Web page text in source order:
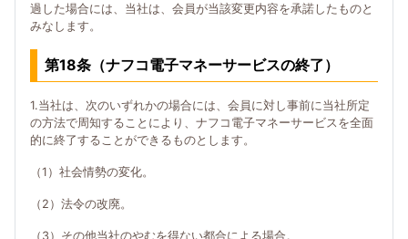
過した場合には、当社は、会員が当該変更内容を承諾したものと
みなします。
第18条（ナフコ電子マネーサービスの終了）
1.当社は、次のいずれかの場合には、会員に対し事前に当社所定
の方法で周知することにより、ナフコ電子マネーサービスを全面
的に終了することができるものとします。
（1）社会情勢の変化。
（2）法令の改廃。
（3）その他当社のやむを得ない都合による場合。